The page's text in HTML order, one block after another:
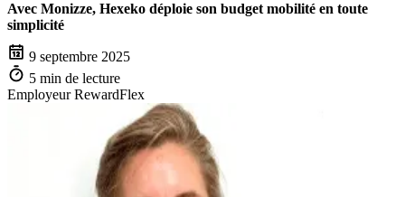
Avec Monizze, Hexeko déploie son budget mobilité en toute
simplicité
9 septembre 2025
5 min de lecture
Employeur RewardFlex